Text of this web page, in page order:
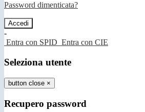
Password dimenticata?
-
Entra con SPID Entra con CIE
Seleziona utente
button close ×
Recupero password